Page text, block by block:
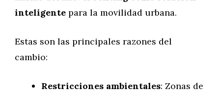
inteligente para la movilidad urbana.
Estas son las principales razones del
cambio:
Restricciones ambientales: Zonas de